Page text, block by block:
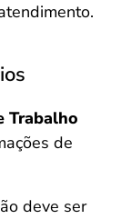
Trabalho
de
deve ser